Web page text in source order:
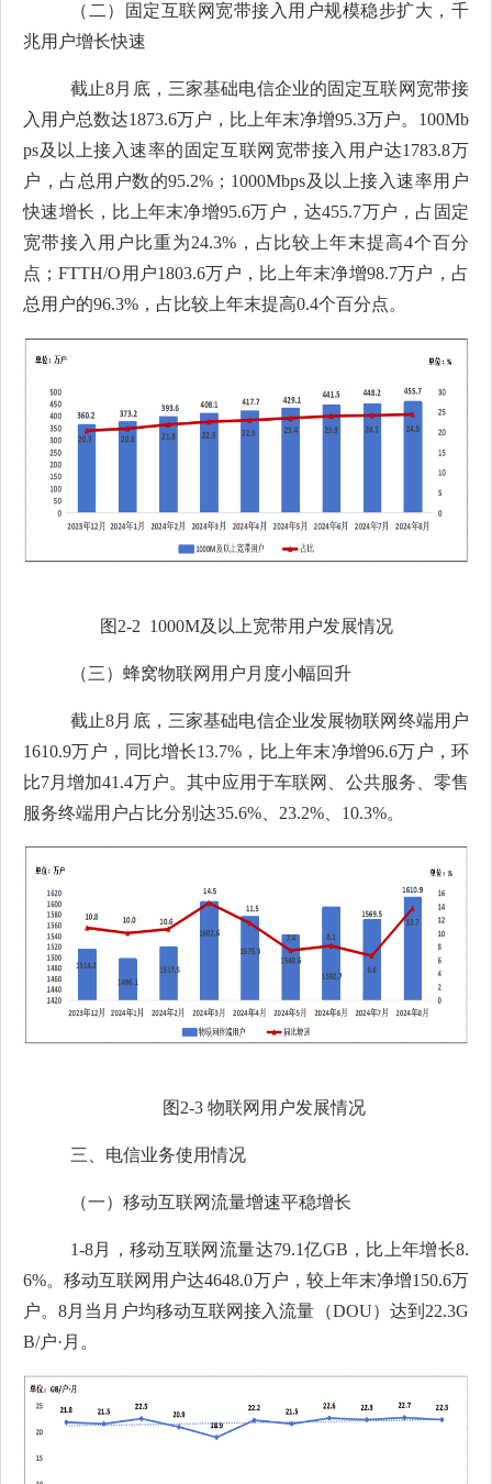
（二）
固定互联网宽带接入用户规模稳步扩大，千
兆用户增长快速
截止8月底，三家基础电信企业的固定互联网宽带接
入用户总数达1873.6万户， 比上年末净增95.3万户。 100Mb
ps及以上接入速率的固定互联网宽带接入用户达1783.8万
户，占总用户数的95.2% ； 1000Mbps及以上接入速率用户
快速增长，比上年末净增95.6万户 ，达455.7万户，占固定
宽带接入用户比重为24.3%，占比较上年末提高4个百分
点；FTTH/O 用户1803.6万户，比上年末净增98.7万户，占
总用户的96.3% ，占比较上年末提高0.4个百分点。
图 2-2 1000M及以上宽带用户发展情况
（三） 蜂窝物联网用户月度小幅回升
截止8月底，三家基础电信企业发展物联网终端用户
1610.9万户，同比增长13.7% ，比上年末净增96.6万户，环
比7月增加41.4万户。其中应用于车联网、公共服务、零售
服务终端用户占比分别达35.6% 23.2% 10.3%。
图 2-3 物联网用户发展情况
三、电信业务使用情况
（一）移动互联网流量增速平稳增长
1-8月，移动互联网流量达79.1亿GB ，比上年增长8.
6%。移动互联网用户达4648.0万户，较上年末净增150.6万
户。8月当月户均移动互联网接入流量（DOU）达到 22.3G
B/户· 月。